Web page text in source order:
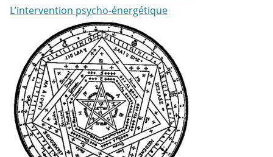
L’intervention psycho-énergétique